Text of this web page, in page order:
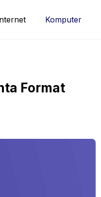
Komputer
Format